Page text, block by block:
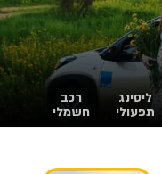
ליסינג
תפעולי
רכב
חשמלי